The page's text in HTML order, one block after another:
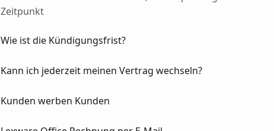
Zeitpunkt
Wie ist die Kündigungsfrist?
Kann ich jederzeit meinen Vertrag wechseln?
Kunden werben Kunden